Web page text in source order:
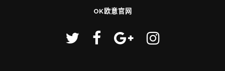
OK欧意官网